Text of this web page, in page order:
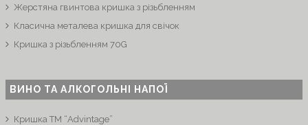
Жерстяна гвинтова кришка з різьбленням
Класична металева кришка для свічок
Кришка з різьбленням 70G
ВИНО ТА АЛКОГОЛЬНІ НАПОЇ
Кришка ТМ “Advintage”